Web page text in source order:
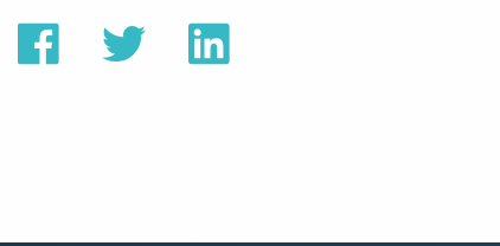
sur
Facebook
sur
sur
Linkedin